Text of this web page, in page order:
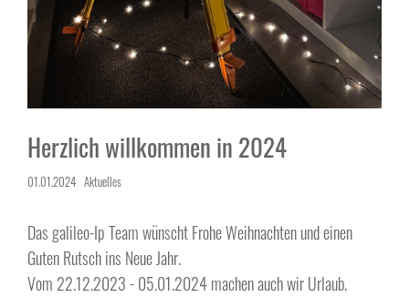
Herzlich willkommen in 2024
01.01.2024 Aktuelles
Das galileo-Ip Team wünscht Frohe Weihnachten und einen
Guten Rutsch ins Neue Jahr.
Vom 22.12.2023 - 05.01.2024 machen auch wir Urlaub.